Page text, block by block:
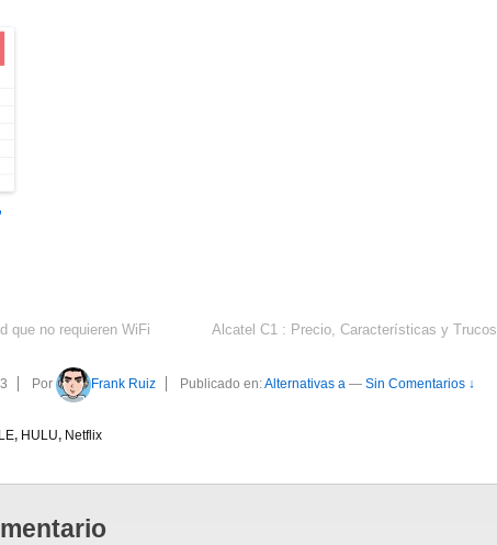
que no requieren WiFi Alcatel C1 : Precio, Características y Trucos
Por Frank Ruiz Publicado en:Alternativas a — Sin Comentarios ↓
, HULU, Netflix